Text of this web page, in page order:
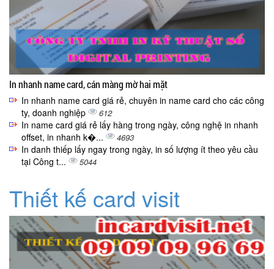
In nhanh name card, cán màng mờ hai mặt
In nhanh name card giá rẻ, chuyên in name card cho các công
ty, doanh nghiệp
612
In name card giá rẻ lấy hàng trong ngày, công nghệ in nhanh
offset, in nhanh k�...
4693
In danh thiếp lấy ngay trong ngày, in số lượng ít theo yêu cầu
tại Công t...
5044
Thiết kế card visit